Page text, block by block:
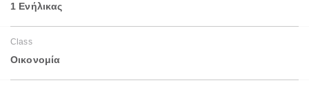
1 Ενήλικας
Class
Οικονομία